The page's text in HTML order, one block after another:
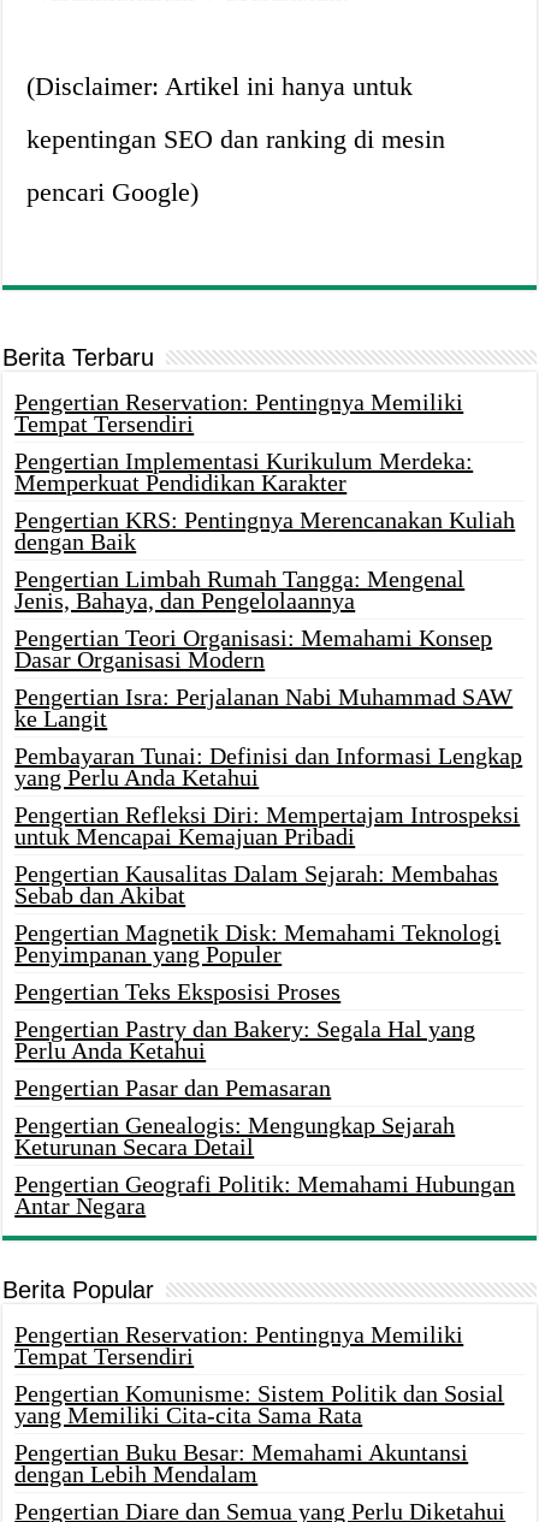
(Disclaimer: Artikel ini hanya untuk
kepentingan SEO dan ranking di mesin
pencari Google)
Berita Terbaru
Pengertian Reservation: Pentingnya Memiliki
Tempat Tersendiri
Pengertian Implementasi Kurikulum Merdeka:
Memperkuat Pendidikan Karakter
Pengertian KRS: Pentingnya Merencanakan Kuliah
dengan Baik
Pengertian Limbah Rumah Tangga: Mengenal
Jenis, Bahaya, dan Pengelolaannya
Pengertian Teori Organisasi: Memahami Konsep
Dasar Organisasi Modern
Pengertian Isra: Perjalanan Nabi Muhammad SAW
ke Langit
Pembayaran Tunai: Definisi dan Informasi Lengkap
yang Perlu Anda Ketahui
Pengertian Refleksi Diri: Mempertajam Introspeksi
untuk Mencapai Kemajuan Pribadi
Pengertian Kausalitas Dalam Sejarah: Membahas
Sebab dan Akibat
Pengertian Magnetik Disk: Memahami Teknologi
Penyimpanan yang Populer
Pengertian Teks Eksposisi Proses
Pengertian Pastry dan Bakery: Segala Hal yang
Perlu Anda Ketahui
Pengertian Pasar dan Pemasaran
Pengertian Genealogis: Mengungkap Sejarah
Keturunan Secara Detail
Pengertian Geografi Politik: Memahami Hubungan
Antar Negara
Berita Popular
Pengertian Reservation: Pentingnya Memiliki
Tempat Tersendiri
Pengertian Komunisme: Sistem Politik dan Sosial
yang Memiliki Cita-cita Sama Rata
Pengertian Buku Besar: Memahami Akuntansi
dengan Lebih Mendalam
Pengertian Diare dan Semua yang Perlu Diketahui